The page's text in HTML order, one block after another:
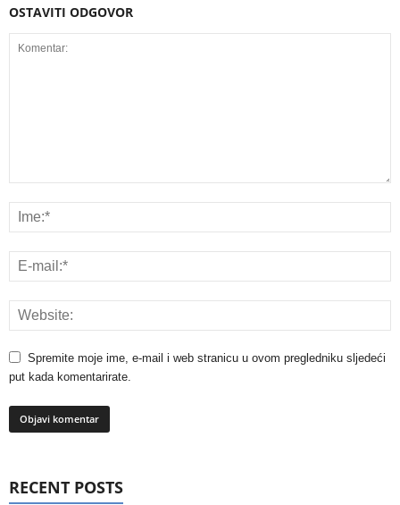
OSTAVITI ODGOVOR
Spremite moje ime, e-mail i web stranicu u ovom pregledniku sljedeći
put kada komentarirate.
RECENT POSTS